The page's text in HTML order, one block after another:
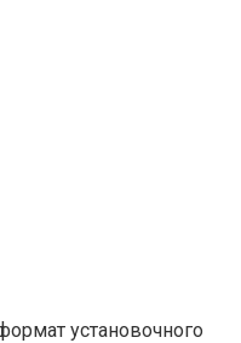
установочного